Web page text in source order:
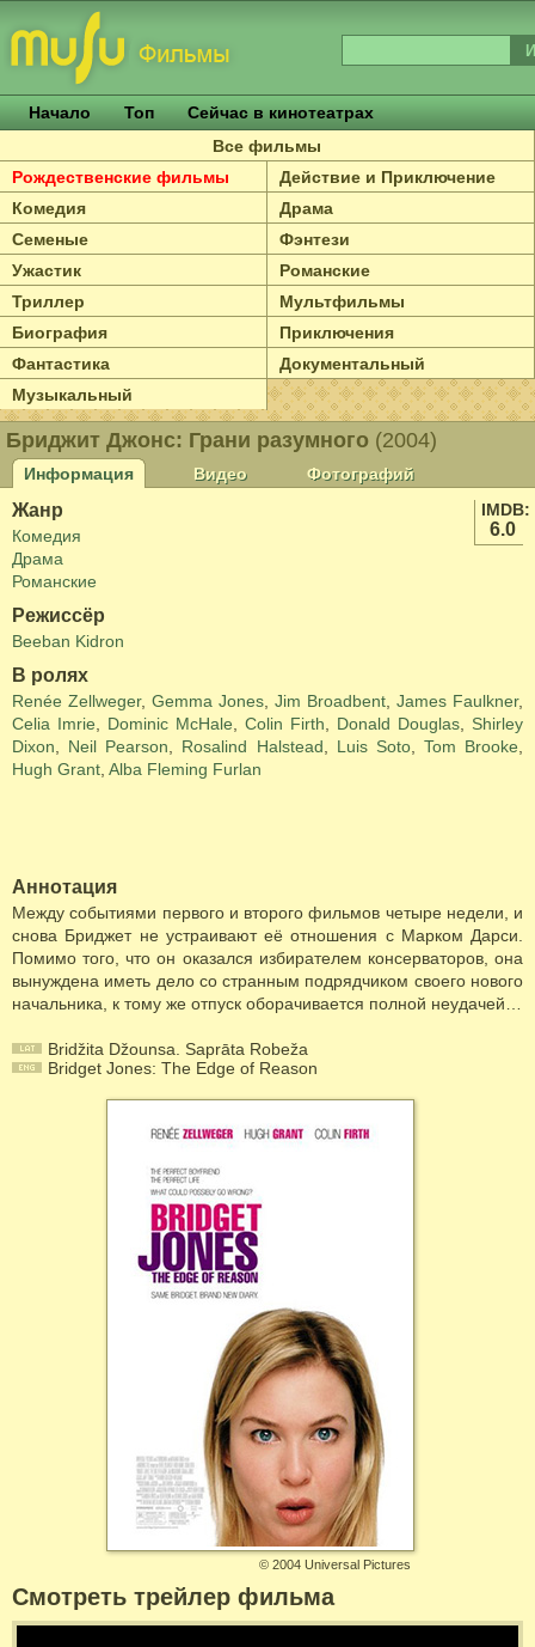
Начало Топ
Сейчас в кинотеатрах
Все фильмы
Рождественские фильмы
Действие и Приключение
Комедия
Драма
Семеные
Фэнтези
Ужастик
Романские
Триллер
Мультфильмы
Биография
Приключения
Фантастика
Документальный
Музыкальный
Бриджит Джонс: Грани разумного (2004)
Информация Видео
Фотографий
IMDB:
6.0
Жанр
Комедия
Драма
Романские
Режиссёр
Beeban Kidron
В ролях
Renée Zellweger, Gemma Jones Jim Broadbent James Faulkner,
Celia Imrie
Dominic McHale Colin Firth Donald Douglas
Shirley
Dixon
Neil Pearson Rosalind Halstead Luis Soto, Tom Brooke
Hugh Grant Alba Fleming Furlan
Аннотация
Между событиями первого и второго фильмов четыре недели, и
снова Бриджет не устраивают её отношения с Марком Дарси.
Помимо того, что он оказался избирателем консерваторов, она
вынуждена иметь дело со странным подрядчиком своего нового
начальника, к тому же отпуск оборачивается полной неудачей…
Bridžita Džounsa. Saprāta Robeža
Bridget Jones: The Edge of Reason
© 2004 Universal Pictures
Смотреть трейлер фильма